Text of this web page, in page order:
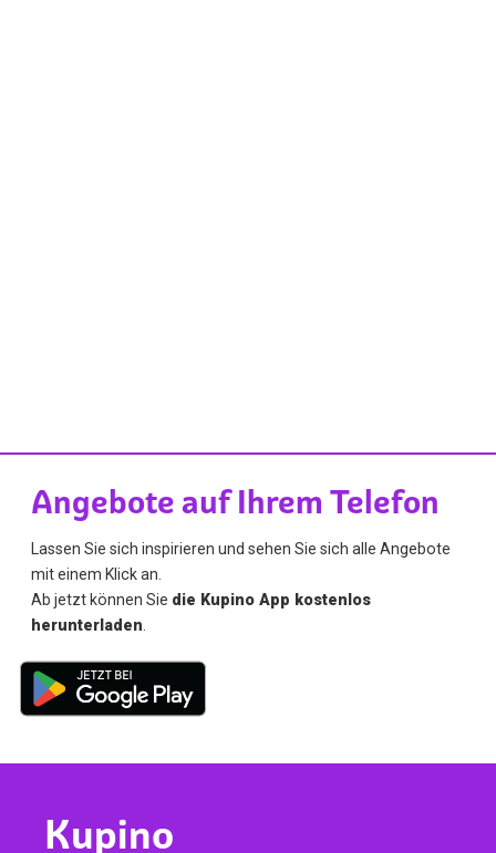
Angebote auf Ihrem Telefon
Lassen Sie sich inspirieren und sehen Sie sich alle Angebote
mit einem Klick an.
Ab jetzt können Sie die Kupino App kostenlos
herunterladen
Kupino